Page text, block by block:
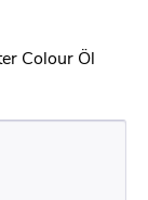
Sideboard in
gerne weiß
Viele Grüße
Colour Öl